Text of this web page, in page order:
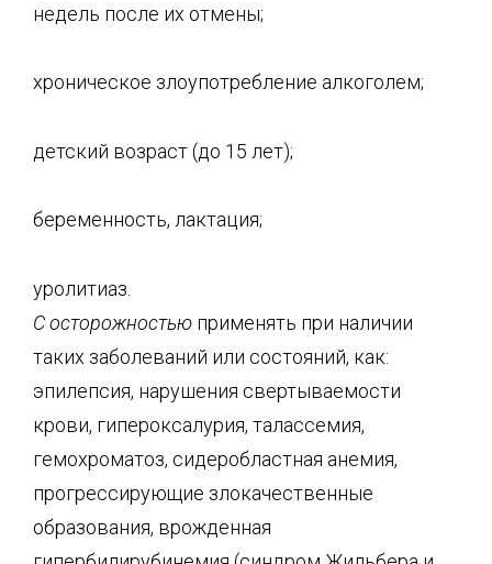
недель после их отмены;
хроническое злоупотребление алкоголем;
детский возраст (до 15 лет);
беременность, лактация;
уролитиаз.
С осторожностью применять при наличии
таких заболеваний или состояний, как:
эпилепсия, нарушения свертываемости
крови, гипероксалурия, талассемия,
гемохроматоз, сидеробластная анемия,
прогрессирующие злокачественные
образования, врожденная